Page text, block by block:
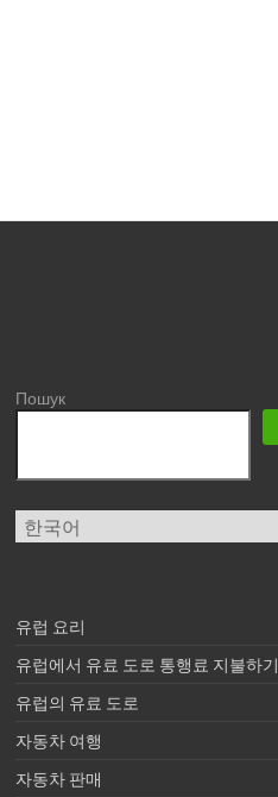
Пошук
Choose
a
유럽 ​​요리
유럽에서 유료 도로 통행료 지불하기
유럽의 유료 도로
자동차 여행
자동차 판매